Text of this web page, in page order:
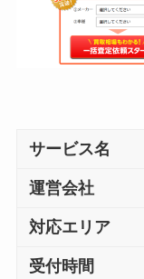
サービス名
運営会社
対応エリア
受付時間